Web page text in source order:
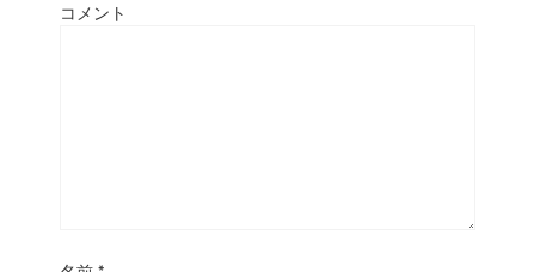
コメント